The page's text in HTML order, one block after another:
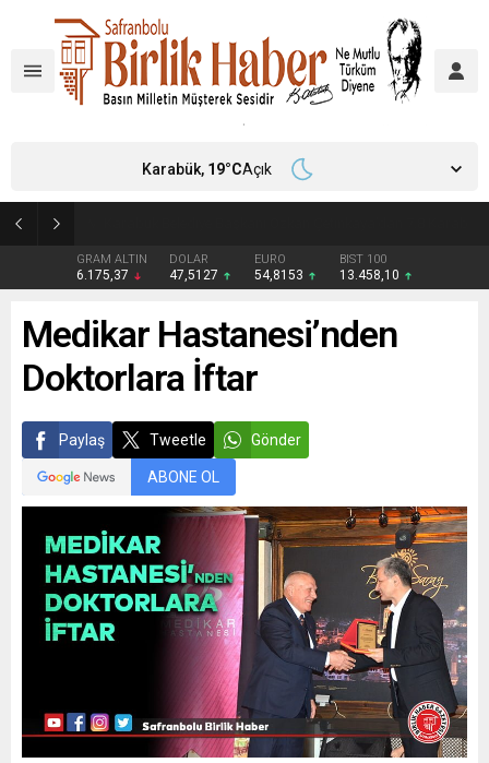
GRAM ALTIN
6.175,37
DOLAR
47,5127
EURO
54,8153
BIST 100
13.458,10
Karabük, 19°CAçık
Medikar Hastanesi’nden
Doktorlara İftar
Paylaş Tweetle Gönder
ABONE OL